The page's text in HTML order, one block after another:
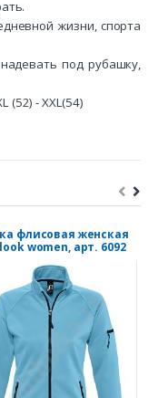
жизни, спорта
под рубашку,
(52) - XXL(54)
флисовая женская
women, арт. 6092